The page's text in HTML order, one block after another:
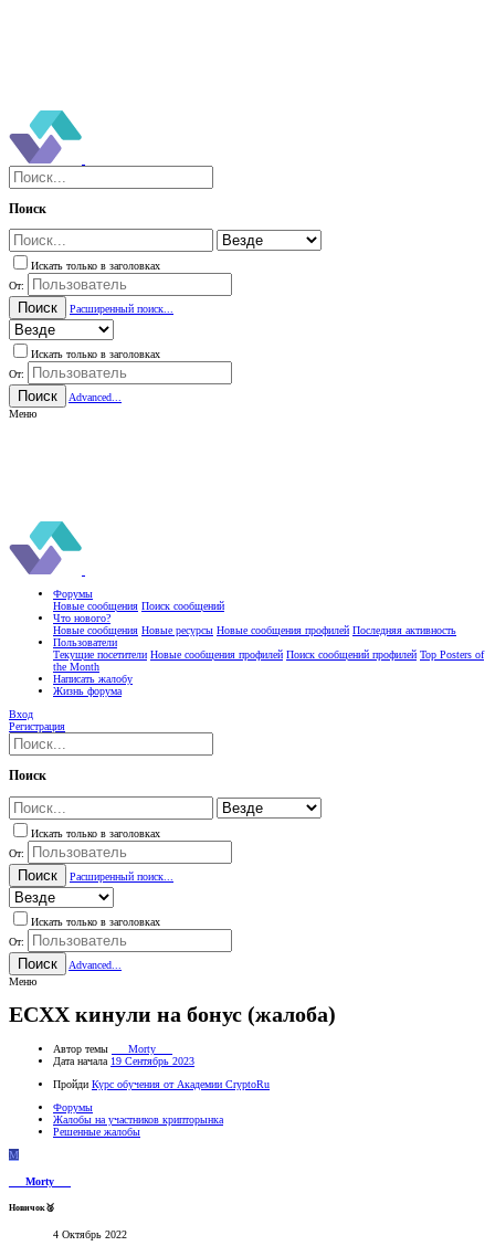
Поиск
Искать только в заголовках
От:
Поиск Расширенный поиск...
Искать только в заголовках
От:
Поиск
Advanced...
Меню
Форумы
Новые сообщения Поиск сообщений
Что нового?
Новые сообщения Новые ресурсы Новые сообщения профилей Последняя активность
Пользователи
Текущие посетители Новые сообщения профилей Поиск сообщений профилей Top Posters of
the Month
Написать жалобу
Жизнь форума
Вход
Регистрация
Поиск
Искать только в заголовках
От:
Поиск Расширенный поиск...
Искать только в заголовках
От:
Поиск
Advanced...
Меню
ECXX кинули на бонус (жалоба)
Автор темы
___Morty___
Дата начала 19 Сентябрь 2023
Пройди Курс обучения от Академии CryptoRu
Форумы
Жалобы на участников крипторынка
Решенные жалобы
M
___Morty___
Новичок🥈
4 Октябрь 2022